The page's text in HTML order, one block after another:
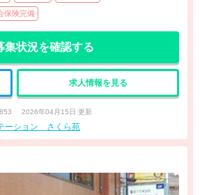
保険完備
集状況を確認する
求人情報を見る
2026年04月15日 更新
ーション さくら苑